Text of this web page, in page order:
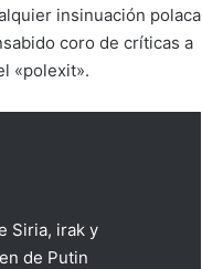
insinuación polaca
coro de críticas a
«polexit».
Siria, irak y
de Putin